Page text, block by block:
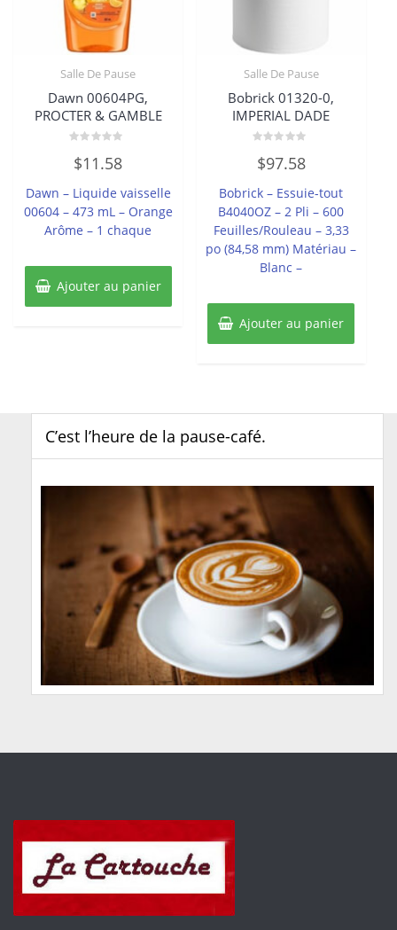
Salle De Pause
Dawn 00604PG,
PROCTER & GAMBLE
0
sur
$11.58
Dawn – Liquide vaisselle
00604 – 473 mL – Orange
Arôme – 1 chaque
Ajouter au panier
Salle De Pause
Bobrick 01320-0,
IMPERIAL DADE
0
sur
$97.58
Bobrick – Essuie-tout
B4040OZ – 2 Pli – 600
Feuilles/Rouleau – 3,33
po (84,58 mm) Matériau –
Blanc –
Ajouter au panier
C’est l’heure de la pause-café.